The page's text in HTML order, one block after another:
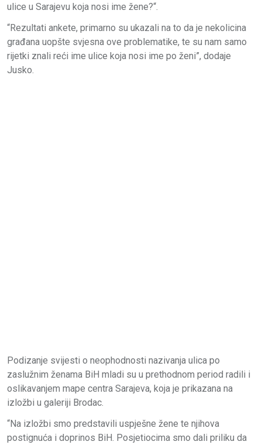
ulice u Sarajevu koja nosi ime žene?“.
“Rezultati ankete, primarno su ukazali na to da je nekolicina
građana uopšte svjesna ove problematike, te su nam samo
rijetki znali reći ime ulice koja nosi ime po ženi”, dodaje
Jusko.
Podizanje svijesti o neophodnosti nazivanja ulica po
zaslužnim ženama BiH mladi su u prethodnom period radili i
oslikavanjem mape centra Sarajeva, koja je prikazana na
izložbi u galeriji Brodac.
“Na izložbi smo predstavili uspješne žene te njihova
postignuća i doprinos BiH. Posjetiocima smo dali priliku da